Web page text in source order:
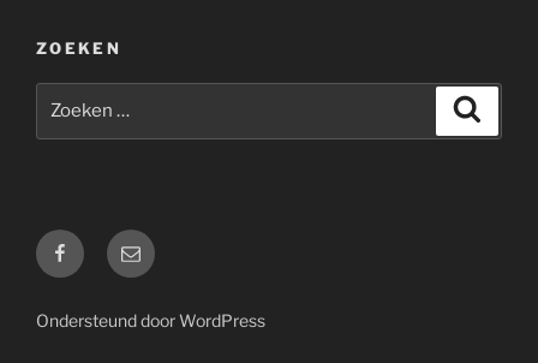
ZOEKEN
Facebook
E-
mail
Ondersteund door WordPress